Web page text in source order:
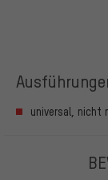
universal, nicht